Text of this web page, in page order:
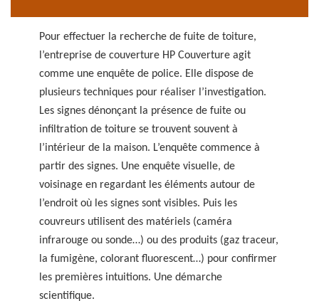
Pour effectuer la recherche de fuite de toiture,
l’entreprise de couverture HP Couverture agit
comme une enquête de police. Elle dispose de
plusieurs techniques pour réaliser l’investigation.
Les signes dénonçant la présence de fuite ou
infiltration de toiture se trouvent souvent à
l’intérieur de la maison. L’enquête commence à
partir des signes. Une enquête visuelle, de
voisinage en regardant les éléments autour de
l’endroit où les signes sont visibles. Puis les
couvreurs utilisent des matériels (caméra
infrarouge ou sonde…) ou des produits (gaz traceur,
la fumigène, colorant fluorescent…) pour confirmer
les premières intuitions. Une démarche
scientifique.